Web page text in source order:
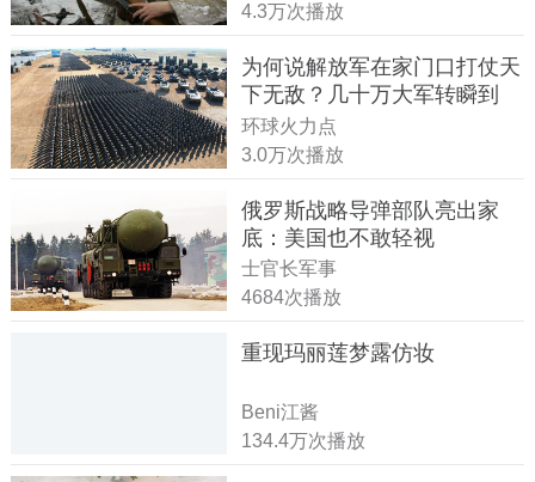
4.3万次播放
为何说解放军在家门口打仗天
下无敌？几十万大军转瞬到
达！
环球火力点
3.0万次播放
俄罗斯战略导弹部队亮出家
底：美国也不敢轻视
士官长军事
4684次播放
重现玛丽莲梦露仿妆
Beni江酱
134.4万次播放